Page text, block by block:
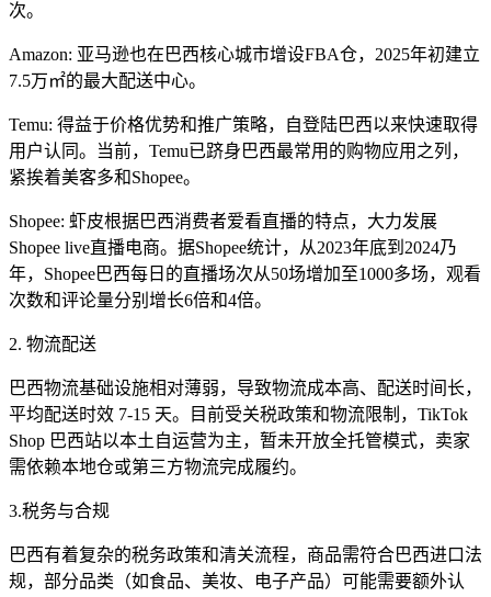
次。
Amazon: 亚马逊也在巴西核心城市增设FBA仓，2025年初建立
7.5万㎡的最大配送中心。
Temu: 得益于价格优势和推广策略，自登陆巴西以来快速取得
用户认同。当前，Temu已跻身巴西最常用的购物应用之列，
紧挨着美客多和Shopee。
Shopee: 虾皮根据巴西消费者爱看直播的特点，大力发展
Shopee live直播电商。据Shopee统计，从2023年底到2024乃
年，Shopee巴西每日的直播场次从50场增加至1000多场，观看
次数和评论量分别增长6倍和4倍。
2. 物流配送
巴西物流基础设施相对薄弱，导致物流成本高、配送时间长，
平均配送时效 7-15 天。目前受关税政策和物流限制，TikTok
Shop 巴西站以本土自运营为主，暂未开放全托管模式，卖家
需依赖本地仓或第三方物流完成履约。
3.税务与合规
巴西有着复杂的税务政策和清关流程，商品需符合巴西进口法
规，部分品类（如食品、美妆、电子产品）可能需要额外认